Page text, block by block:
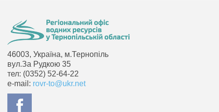
46003, Україна, м.Тернопіль
вул.За Рудкою 35
тел: (0352) 52-64-22
e-mail: rovr-to@ukr.net